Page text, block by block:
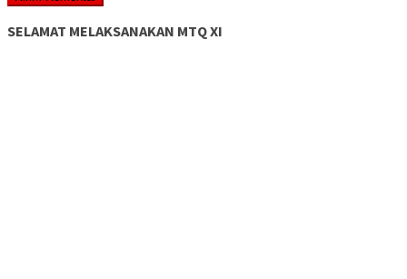
SELAMAT MELAKSANAKAN MTQ XI